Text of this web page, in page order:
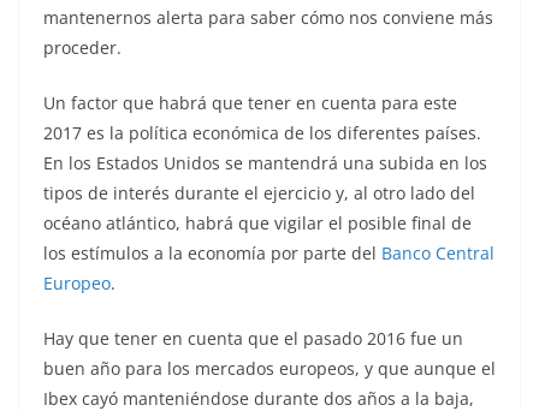
mantenernos alerta para saber cómo nos conviene más
proceder.
Un factor que habrá que tener en cuenta para este
2017 es la política económica de los diferentes países.
En los Estados Unidos se mantendrá una subida en los
tipos de interés durante el ejercicio y, al otro lado del
océano atlántico, habrá que vigilar el posible final de
los estímulos a la economía por parte del Banco Central
Europeo.
Hay que tener en cuenta que el pasado 2016 fue un
buen año para los mercados europeos, y que aunque el
Ibex cayó manteniéndose durante dos años a la baja,